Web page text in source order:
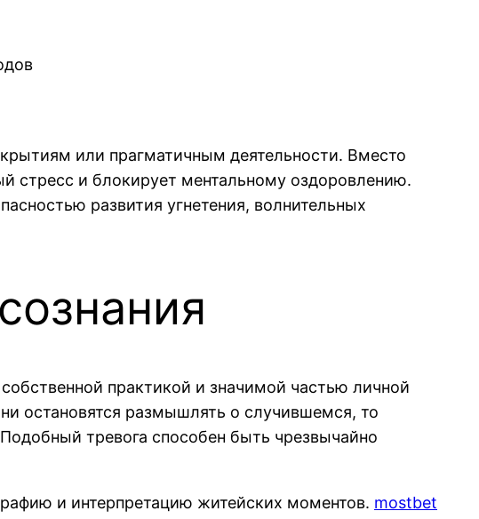
или прагматичным деятельности. Вместо
стресс и блокирует ментальному оздоровлению.
развития угнетения, волнительных
практикой и значимой частью личной
остановятся размышлять о случившемся, то
тревога способен быть чрезвычайно
и интерпретацию житейских моментов. mostbet